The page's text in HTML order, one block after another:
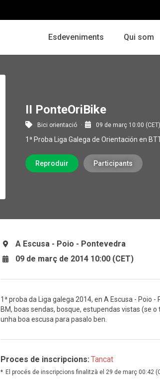
Esdeveniments Qui som
II PonteOriBike
Bici orientació 09 de març 10:00 (CET)
1ª Proba Liga Galega de Orientación en
Reproduir Participants
A Escusa - Poio - Pontevedra
09 de març de 2014 10:00 (CET)
1ª proba da Liga galega 2014, en A Escusa - Poio
BM, boas sendas, bosque, estupendas vistas (se
unha boa escusa para pasalo ben.
Proces de inscripcions: Tancat
El procés de inscripcions finalitzà el 29 de març 00:42